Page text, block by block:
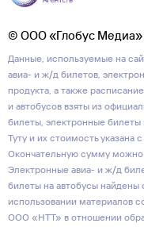
© ООО «Глобус Медиа»
Данные, используемые на
авиа- и ж/д билетов,
продукта, а также
и автобусов взяты из
билеты, электронные билеты
Туту и их стоимость указана
Окончательную сумму можно
Электронные авиа- и ж/д
билеты на автобусы
использовании материалов
ООО «НТТ» в отношении